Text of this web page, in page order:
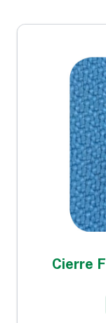
Cierre